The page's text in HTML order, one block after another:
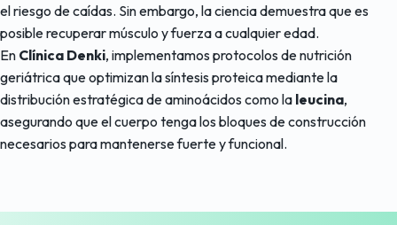
el riesgo de caídas. Sin embargo, la ciencia demuestra que es
posible recuperar músculo y fuerza a cualquier edad.
En Clínica Denki, implementamos protocolos de nutrición
geriátrica que optimizan la síntesis proteica mediante la
distribución estratégica de aminoácidos como la leucina,
asegurando que el cuerpo tenga los bloques de construcción
necesarios para mantenerse fuerte y funcional.